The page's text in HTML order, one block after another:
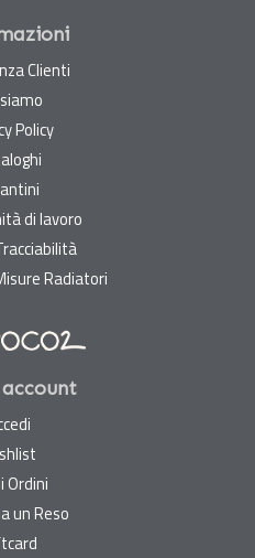
Clienti
Policy
di lavoro
Radiatori
Ordini
un Reso